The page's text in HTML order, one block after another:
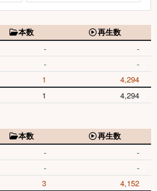
本数
再生数
- -
- -
1 4,294
1 4,294
本数
再生数
- -
- -
3 4,152